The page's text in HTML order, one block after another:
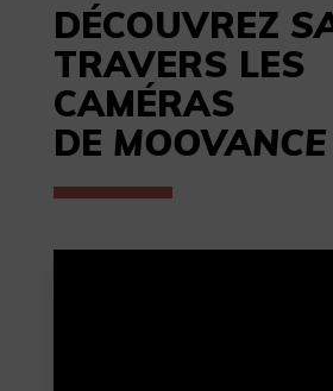
DÉCOUVREZ
TRAVERS LES
CAMÉRAS
DE MOOVANCE